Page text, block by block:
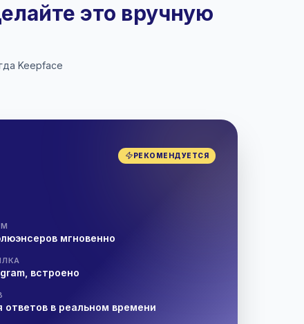
это вручную
Keepface
РЕКОМЕНДУЕТСЯ
мгновенно
встроено
в реальном времени